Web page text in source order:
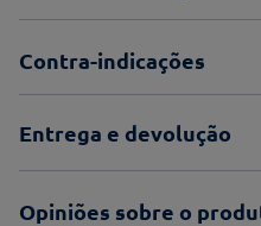
Contra-indicações
Entrega e devolução
Opiniões sobre o